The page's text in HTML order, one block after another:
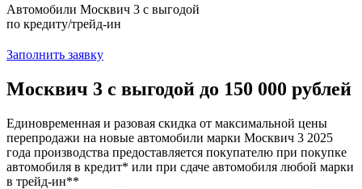
Автомобили Москвич 3 с выгодой
по кредиту/трейд-ин
Заполнить заявку
Москвич 3 с выгодой до 150 000 рублей
Единовременная и разовая скидка от максимальной цены
перепродажи на новые автомобили марки Москвич 3 2025
года производства предоставляется покупателю при покупке
автомобиля в кредит* или при сдаче автомобиля любой марки
в трейд-ин**